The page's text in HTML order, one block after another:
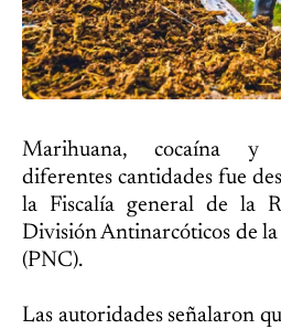
Marihuana, cocaína y
diferentes cantidades fue
la Fiscalía general de la
División Antinarcóticos de
(PNC).
Las autoridades señalaron